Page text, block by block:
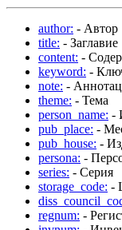
author: - Автор
title: - Заглавие
content: -
keyword: -
note: -
theme: - Тема
person_name: -
pub_place: -
pub_house: -
persona: -
series: - Серия
storage_code: -
regnum: -